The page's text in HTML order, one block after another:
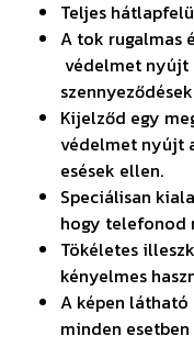
Teljes
A tok rugalmas
védelmet nyújt
Kijelződ egy
védelmet nyújt
esések ellen.
Speciálisan
hogy telefonod
Tökéletes
kényelmes
A képen
minden